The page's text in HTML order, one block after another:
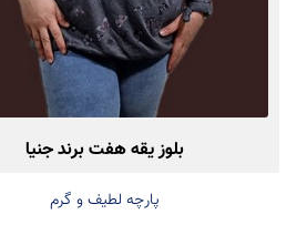
بلوز یقه هفت برند جنیا
پارچه لطیف و گرم